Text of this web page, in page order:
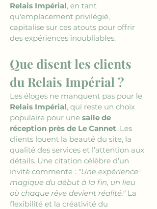
Relais Impérial, en tant
qu'emplacement privilégié,
capitalise sur ces atouts pour offrir
des expériences inoubliables.
Que disent les clients
du Relais Impérial ?
Les éloges ne manquent pas pour le
Relais Impérial, qui reste un choix
populaire pour une salle de
réception près de Le Cannet. Les
clients louent la beauté du site, la
qualité des services et l’attention aux
détails. Une citation célèbre d’un
invité commente : "Une expérience
magique du début à la fin, un lieu
où chaque rêve devient réalité." La
flexibilité et la créativité du